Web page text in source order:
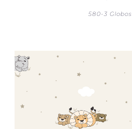
580-3 Globos